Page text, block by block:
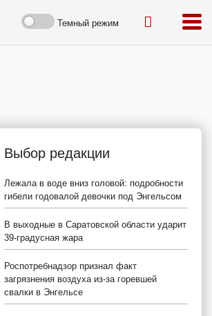
Темный режим
Выбор редакции
Лежала в воде вниз головой: подробности
гибели годовалой девочки под Энгельсом
В выходные в Саратовской области ударит
39-градусная жара
Роспотребнадзор признал факт
загрязнения воздуха из-за горевшей
свалки в Энгельсе